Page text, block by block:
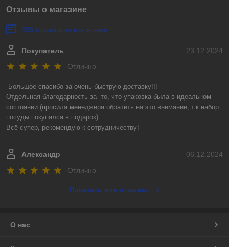
Отзывы о магазине
359 отзывов за всё время
23.12.2024
Покупатель
Отлично
Большое спасибо за очень быструю доставку!!!
Отдельная благодарность за  то, что упаковка была в идеальном
состоянии (просила менеджера обратить на это внимание, т.к набор
посуды покупался в подарок).
Всё супер, рекомендую к сотрудничеству!
06.12.2024
Александр
Отлично
Показать все отзывы
О нас